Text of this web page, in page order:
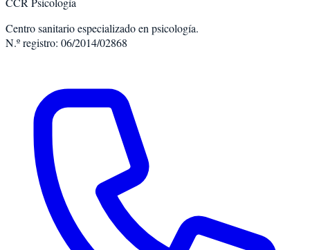
Centro sanitario especializado en psicología.
N.º registro: 06/2014/02868